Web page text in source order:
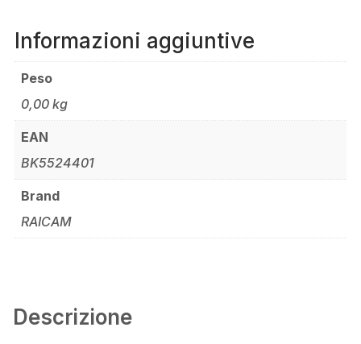
Informazioni aggiuntive
Peso
0,00 kg
EAN
BK5524401
Brand
RAICAM
Descrizione